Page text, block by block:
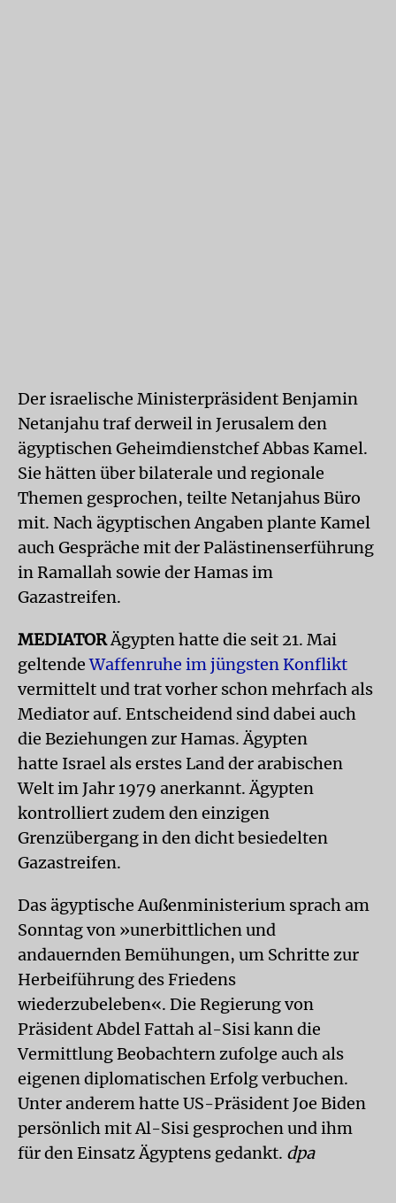
Der israelische Ministerpräsident Benjamin
Netanjahu traf derweil in Jerusalem den
ägyptischen Geheimdienstchef Abbas Kamel.
Sie hätten über bilaterale und regionale
Themen gesprochen, teilte Netanjahus Büro
mit. Nach ägyptischen Angaben plante Kamel
auch Gespräche mit der Palästinenserführung
in Ramallah sowie der Hamas im
Gazastreifen.
MEDIATORÄgypten hatte die seit 21. Mai
geltendeWaffenruhe im jüngsten Konflikt
vermittelt und trat vorher schon mehrfach als
Mediator auf. Entscheidend sind dabei auch
die Beziehungen zur Hamas. Ägypten
hatte Israel als erstes Land der arabischen
Welt im Jahr 1979 anerkannt. Ägypten
kontrolliert zudem den einzigen
Grenzübergang in den dicht besiedelten
Gazastreifen.
Das ägyptische Außenministerium sprach am
Sonntag von »unerbittlichen und
andauernden Bemühungen, um Schritte zur
Herbeiführung des Friedens
wiederzubeleben«. Die Regierung von
Präsident Abdel Fattah al-Sisi kann die
Vermittlung Beobachtern zufolge auch als
eigenen diplomatischen Erfolg verbuchen.
Unter anderem hatte US-Präsident Joe Biden
persönlich mit Al-Sisi gesprochen und ihm
für den Einsatz Ägyptens gedankt. dpa